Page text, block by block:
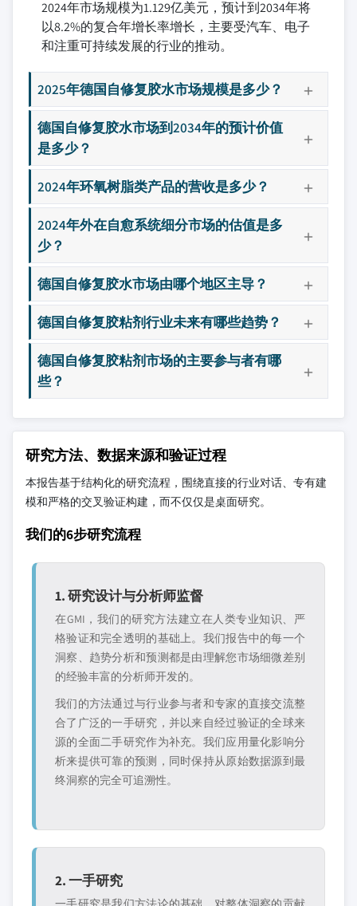
2024年市场规模为1.129亿美元，预计到2034年将
以8.2%的复合年增长率增长，主要受汽车、电子
和注重可持续发展的行业的推动。
2025年德国自修复胶水市场规模是多少？
德国自修复胶水市场到2034年的预计价值
是多少？
2024年环氧树脂类产品的营收是多少？
2024年外在自愈系统细分市场的估值是多
少？
德国自修复胶水市场由哪个地区主导？
德国自修复胶粘剂行业未来有哪些趋势？
德国自修复胶粘剂市场的主要参与者有哪
些？
研究方法、数据来源和验证过程
本报告基于结构化的研究流程，围绕直接的行业对话、专有建
模和严格的交叉验证构建，而不仅仅是桌面研究。
我们的6步研究流程
1. 研究设计与分析师监督
在GMI，我们的研究方法建立在人类专业知识、严
格验证和完全透明的基础上。我们报告中的每一个
洞察、趋势分析和预测都是由理解您市场细微差别
的经验丰富的分析师开发的。
我们的方法通过与行业参与者和专家的直接交流整
合了广泛的一手研究，并以来自经过验证的全球来
源的全面二手研究作为补充。我们应用量化影响分
析来提供可靠的预测，同时保持从原始数据源到最
终洞察的完全可追溯性。
2. 一手研究